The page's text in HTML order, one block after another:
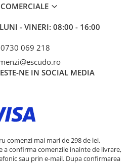
LUNI - VINERI: 08:00 - 16:00
0730 069 218
NE IN SOCIAL MEDIA
comenzi mai mari de 298 de lei.
a confirma comenzile inainte de livrare,
sau prin e-mail. Dupa confirmarea